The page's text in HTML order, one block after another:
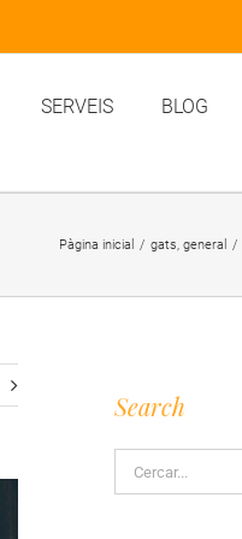
SERVEIS BLOG
Pàgina inicial / gats, general /
Search
Cerca
…